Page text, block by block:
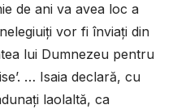
de ani va avea loc a
vor fi înviați din
lui Dumnezeu pentru
… Isaia declară, cu
laolaltă, ca